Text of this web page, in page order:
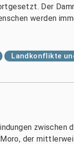
Der
werden
Landkonflikte
zwischen
der